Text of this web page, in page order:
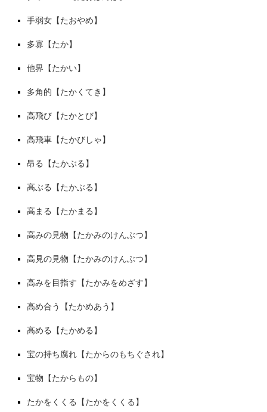
手弱女【たおやめ】
多寡【たか】
他界【たかい】
多角的【たかくてき】
高飛び【たかとび】
高飛車【たかびしゃ】
昂る【たかぶる】
高ぶる【たかぶる】
高まる【たかまる】
高みの見物【たかみのけんぶつ】
高見の見物【たかみのけんぶつ】
高みを目指す【たかみをめざす】
高め合う【たかめあう】
高める【たかめる】
宝の持ち腐れ【たからのもちぐされ】
宝物【たからもの】
たかをくくる【たかをくくる】